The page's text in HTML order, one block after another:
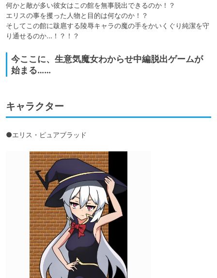
何かと敵が多い彼女はこの館を無事脱出できるのか！？
エリスの事を攫った人物と目的は何なのか！？
そしてこの館に跋扈する陵辱キャラの魔の手をかいくぐり純潔を守
り通せるのか…！？！？
今ここに、生意気魔女わからせ中編脱出ゲームが
始まる……
キャラクター
●エリス・ピュアブラッド